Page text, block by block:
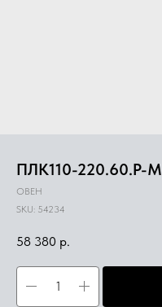
ПЛК110-220.60.Р-М
ОВЕН
SKU: 54234
58 380 р.